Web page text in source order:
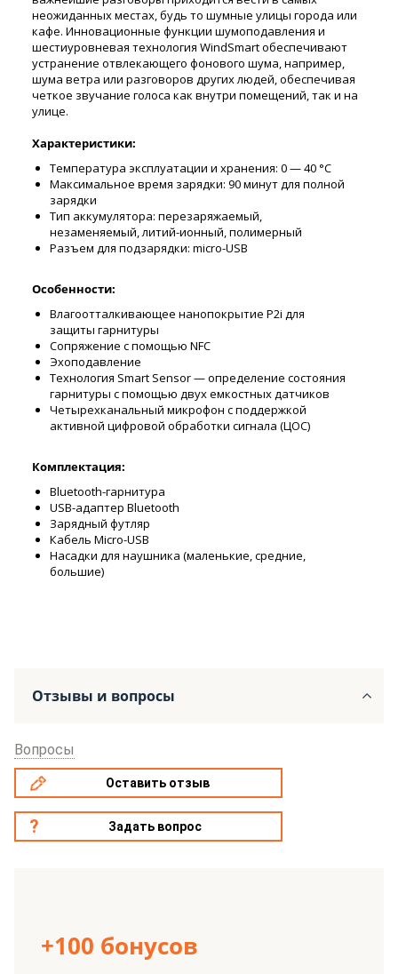
неожиданных местах, будь то шумные улицы города или
кафе. Инновационные функции шумоподавления и
шестиуровневая технология WindSmart обеспечивают
устранение отвлекающего фонового шума, например,
шума ветра или разговоров других людей, обеспечивая
четкое звучание голоса как внутри помещений, так и на
улице.
Характеристики:
Температура эксплуатации и хранения: 0 — 40 °C
Максимальное время зарядки: 90 минут для полной
зарядки
Тип аккумулятора: перезаряжаемый,
незаменяемый, литий-ионный, полимерный
Разъем для подзарядки: micro-USB
Особенности:
Влагоотталкивающее нанопокрытие P2i для
защиты гарнитуры
Сопряжение с помощью NFC
Эхоподавление
Технология Smart Sensor — определение состояния
гарнитуры с помощью двух емкостных датчиков
Четырехканальный микрофон с поддержкой
активной цифровой обработки сигнала (ЦОС)
Комплектация:
Bluetooth-гарнитура
USB-адаптер Bluetooth
Зарядный футляр
Кабель Micro-USB
Насадки для наушника (маленькие, средние,
большие)
Отзывы и вопросы
Вопросы
Оставить отзыв
Задать вопрос
+100 бонусов